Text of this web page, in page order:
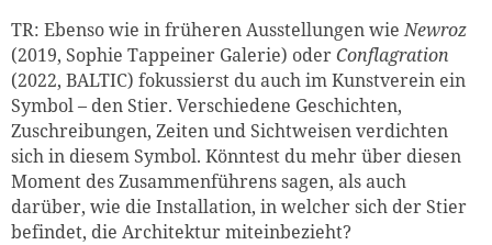
TR: Ebenso wie in früheren Ausstellungen wieNewroz
(2019, Sophie Tappeiner Galerie) oderConflagration
(2022, BALTIC) fokussierst du auch im Kunstverein ein
Symbol – den Stier. Verschiedene Geschichten,
Zuschreibungen, Zeiten und Sichtweisen verdichten
sich in diesem Symbol. Könntest du mehr über diesen
Moment des Zusammenführens sagen, als auch
darüber, wie die Installation, in welcher sich der Stier
befindet, die Architektur miteinbezieht?